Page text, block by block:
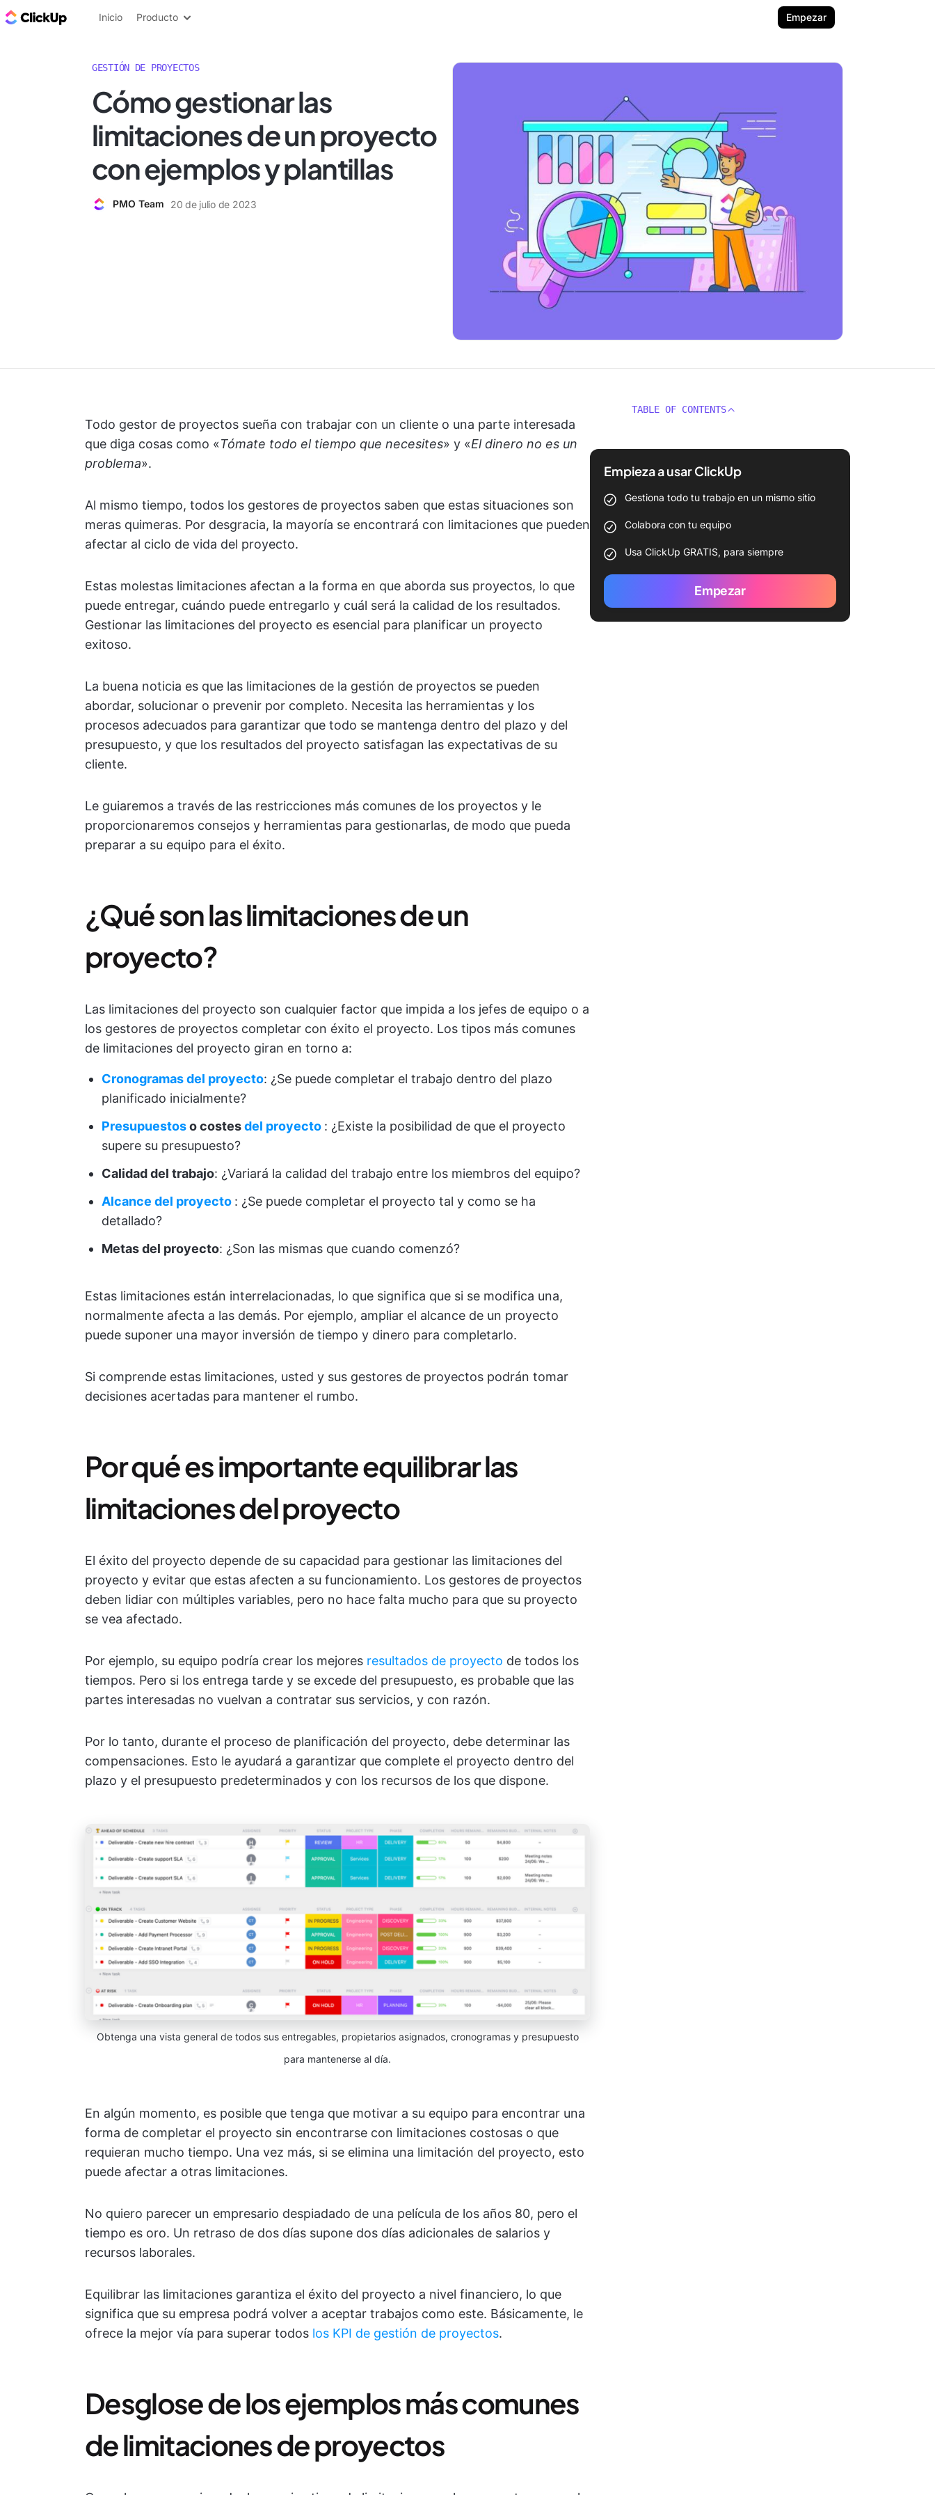
ClickUp Blog
Inicio Producto Empezar
GESTIÓN DE PROYECTOS
Cómo gestionar las
limitaciones de un proyecto
con ejemplos y plantillas
PMO Team 20 de julio de 2023
Todo gestor de proyectos sueña con trabajar con un cliente o una parte interesada
que diga cosas como «Tómate todo el tiempo que necesites» y «El dinero no es un
problema».
Al mismo tiempo, todos los gestores de proyectos saben que estas situaciones son
meras quimeras. Por desgracia, la mayoría se encontrará con limitaciones que pueden
afectar al ciclo de vida del proyecto.
Estas molestas limitaciones afectan a la forma en que aborda sus proyectos, lo que
puede entregar, cuándo puede entregarlo y cuál será la calidad de los resultados.
Gestionar las limitaciones del proyecto es esencial para planificar un proyecto
exitoso.
La buena noticia es que las limitaciones de la gestión de proyectos se pueden
abordar, solucionar o prevenir por completo. Necesita las herramientas y los
procesos adecuados para garantizar que todo se mantenga dentro del plazo y del
presupuesto, y que los resultados del proyecto satisfagan las expectativas de su
cliente.
Le guiaremos a través de las restricciones más comunes de los proyectos y le
proporcionaremos consejos y herramientas para gestionarlas, de modo que pueda
preparar a su equipo para el éxito.
¿Qué son las limitaciones de un
proyecto?
Las limitaciones del proyecto son cualquier factor que impida a los jefes de equipo o a
los gestores de proyectos completar con éxito el proyecto. Los tipos más comunes
de limitaciones del proyecto giran en torno a:
Cronogramas del proyecto: ¿Se puede completar el trabajo dentro del plazo
planificado inicialmente?
Presupuestoso costesdel proyecto : ¿Existe la posibilidad de que el proyecto
supere su presupuesto?
Calidad del trabajo: ¿Variará la calidad del trabajo entre los miembros del equipo?
Alcance del proyecto : ¿Se puede completar el proyecto tal y como se ha
detallado?
Metas del proyecto: ¿Son las mismas que cuando comenzó?
Estas limitaciones están interrelacionadas, lo que significa que si se modifica una,
normalmente afecta a las demás. Por ejemplo, ampliar el alcance de un proyecto
puede suponer una mayor inversión de tiempo y dinero para completarlo.
Si comprende estas limitaciones, usted y sus gestores de proyectos podrán tomar
decisiones acertadas para mantener el rumbo.
Por qué es importante equilibrar las
limitaciones del proyecto
El éxito del proyecto depende de su capacidad para gestionar las limitaciones del
proyecto y evitar que estas afecten a su funcionamiento. Los gestores de proyectos
deben lidiar con múltiples variables, pero no hace falta mucho para que su proyecto
se vea afectado.
Por ejemplo, su equipo podría crear los mejores resultados de proyecto de todos los
tiempos. Pero si los entrega tarde y se excede del presupuesto, es probable que las
partes interesadas no vuelvan a contratar sus servicios, y con razón.
Por lo tanto, durante el proceso de planificación del proyecto, debe determinar las
compensaciones. Esto le ayudará a garantizar que complete el proyecto dentro del
plazo y el presupuesto predeterminados y con los recursos de los que dispone.
Obtenga una vista general de todos sus entregables, propietarios asignados, cronogramas y presupuesto
para mantenerse al día.
En algún momento, es posible que tenga que motivar a su equipo para encontrar una
forma de completar el proyecto sin encontrarse con limitaciones costosas o que
requieran mucho tiempo. Una vez más, si se elimina una limitación del proyecto, esto
puede afectar a otras limitaciones.
No quiero parecer un empresario despiadado de una película de los años 80, pero el
tiempo es oro. Un retraso de dos días supone dos días adicionales de salarios y
recursos laborales.
Equilibrar las limitaciones garantiza el éxito del proyecto a nivel financiero, lo que
significa que su empresa podrá volver a aceptar trabajos como este. Básicamente, le
ofrece la mejor vía para superar todos los KPI de gestión de proyectos.
Desglose de los ejemplos más comunes
de limitaciones de proyectos
TABLE OF CONTENTS
Empieza a usar ClickUp
Gestiona todo tu trabajo en un mismo sitio
Colabora con tu equipo
Usa ClickUp GRATIS, para siempre
Empezar